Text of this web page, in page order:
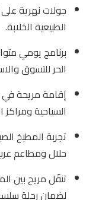
جولات نهرية على
الطبيعية الخلابة.
برنامج يومي
الحر للتسوق
إقامة مريحة في
السياحية ومراكز
تجربة المطبخ
حلال ومطاعم
تنقّل مريح بين
لضمان رحلة